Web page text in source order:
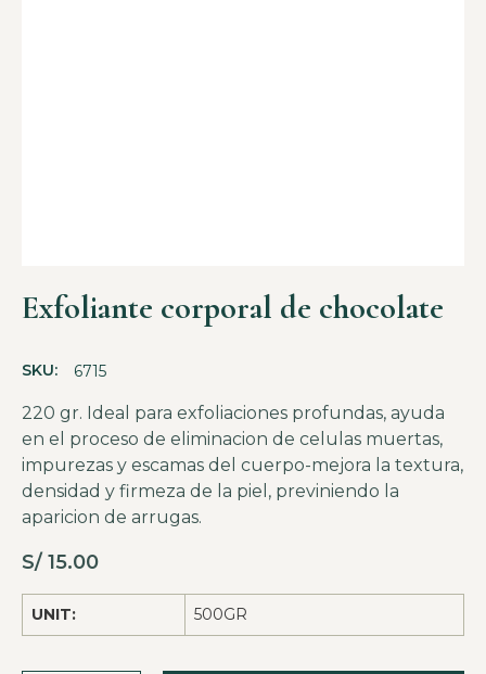
Exfoliante corporal de chocolate
SKU: 6715
220 gr. Ideal para exfoliaciones profundas, ayuda
en el proceso de eliminacion de celulas muertas,
impurezas y escamas del cuerpo-mejora la textura,
densidad y firmeza de la piel, previniendo la
aparicion de arrugas.
S/ 15.00
UNIT: 500GR